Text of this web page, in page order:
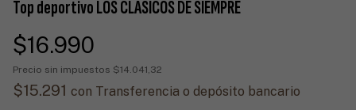
Top deportivo LOS CLASICOS DE SIEMPRE
$16.990
Precio sin impuestos $14.041,32
$15.291 con Transferencia o depósito bancario